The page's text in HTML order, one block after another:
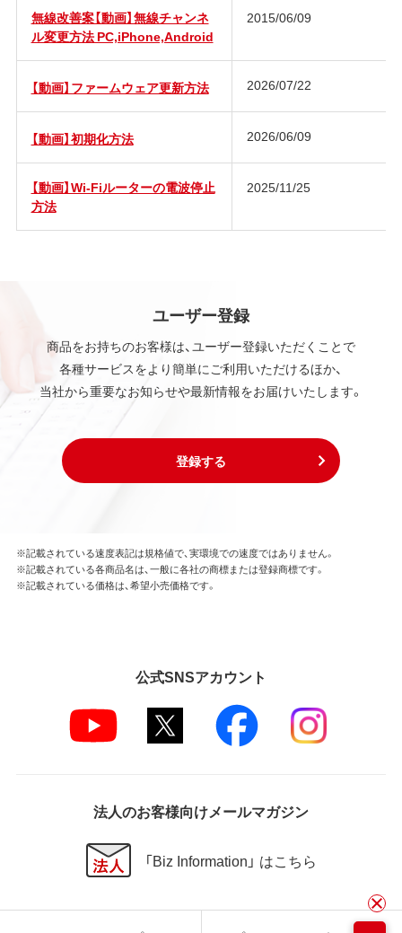
無線改善案【動画】無線チャンネ
ル変更方法 PC,iPhone,Android
2015/06/09
【動画】ファームウェア更新方法 2026/07/22
【動画】初期化方法 2026/06/09
【動画】Wi-Fiルーターの電波停止
方法
2025/11/25
ユーザー登録
商品をお持ちのお客様は、ユーザー登録いただくことで
各種サービスをより簡単にご利用いただけるほか、
当社から重要なお知らせや最新情報をお届けいたします。
登録する
※記載されている速度表記は規格値で、実環境での速度ではありません。
※記載されている各商品名は、一般に各社の商標または登録商標です。
※記載されている価格は、希望小売価格です。
公式SNSアカウント
法人のお客様向けメールマガジン
「Biz Information」 はこちら